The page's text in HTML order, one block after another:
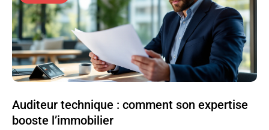
Auditeur technique : comment son expertise
booste l’immobilier